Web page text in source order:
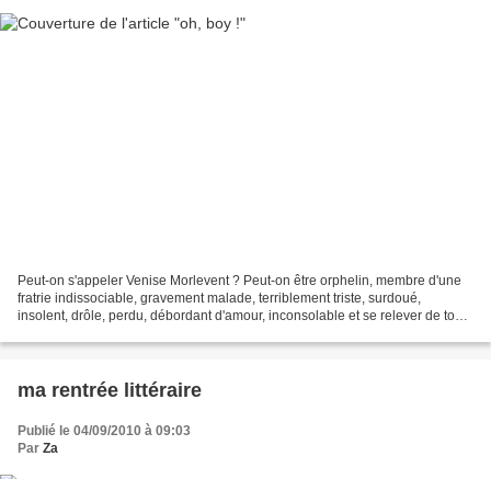
Peut-on s'appeler Venise Morlevent ? Peut-on être orphelin, membre d'une
fratrie indissociable, gravement malade, terriblement triste, surdoué,
insolent, drôle, perdu, débordant d'amour, inconsolable et se relever de tout,
ma rentrée littéraire
Publié le 04/09/2010 à 09:03
Par Za